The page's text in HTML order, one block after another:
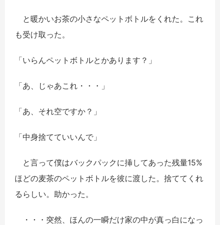
と暖かいお茶の小さなペットボトルをくれた。これ
も受け取った。
「いらんペットボトルとかあります？」
「あ、じゃあこれ・・・」
「あ、それ空ですか？」
「中身捨てていいんで」
と言って僕はバックパックに挿してあった残量15%
ほどの麦茶のペットボトルを彼に渡した。捨ててくれ
るらしい。助かった。
・・・突然、ほんの一瞬だけ家の中が真っ白になっ